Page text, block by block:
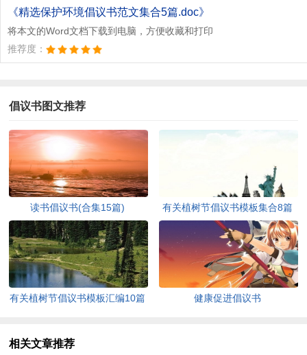
《精选保护环境倡议书范文集合5篇.doc》
将本文的Word文档下载到电脑，方便收藏和打印
推荐度：
倡议书图文推荐
读书倡议书(合集15篇) 有关植树节倡议书模板集合8篇
有关植树节倡议书模板汇编10篇 健康促进倡议书
相关文章推荐